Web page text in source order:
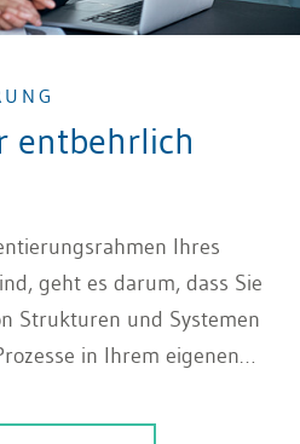
entbehrlich
Ihres
geht es darum, dass Sie
Strukturen und Systemen
in Ihrem eigenen
und wirksame